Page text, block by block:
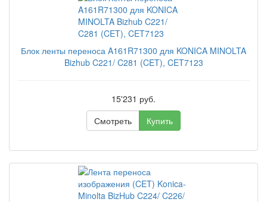
Блок ленты переноса A161R71300 для KONICA MINOLTA
Bizhub C221/ C281 (CET), CET7123
15'231 руб.
Смотреть
Купить